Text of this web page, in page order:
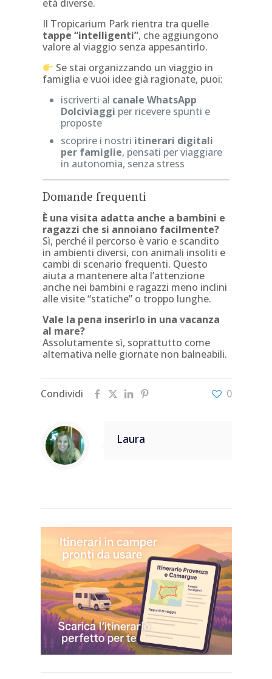
età diverse.
Il Tropicarium Park rientra tra quelle
tappe “intelligenti”, che aggiungono
valore al viaggio senza appesantirlo.
Se stai organizzando un viaggio in
famiglia e vuoi idee già ragionate, puoi:
iscriverti al canale WhatsApp
Dolciviaggi per ricevere spunti e
proposte
scoprire i nostri itinerari digitali
per famiglie, pensati per viaggiare
in autonomia, senza stress
Domande frequenti
È una visita adatta anche a bambini e
ragazzi che si annoiano facilmente?
Sì, perché il percorso è vario e scandito
in ambienti diversi, con animali insoliti e
cambi di scenario frequenti. Questo
aiuta a mantenere alta l’attenzione
anche nei bambini e ragazzi meno inclini
alle visite “statiche” o troppo lunghe.
Vale la pena inserirlo in una vacanza
al mare?
Assolutamente sì, soprattutto come
alternativa nelle giornate non balneabili.
Condividi 0
Laura